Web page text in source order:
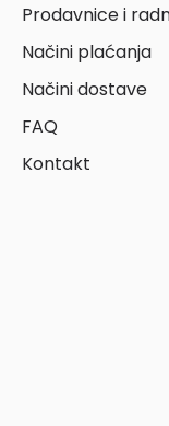
Prodavnice i
Načini plaćanja
Načini dostave
FAQ
Kontakt